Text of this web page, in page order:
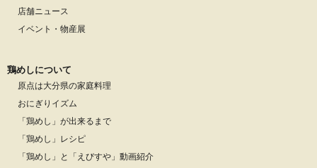
店舗ニュース
イベント・物産展
鶏めしについて
原点は大分県の家庭料理
おにぎりイズム
「鶏めし」が出来るまで
「鶏めし」レシピ
「鶏めし」と「えびすや」動画紹介